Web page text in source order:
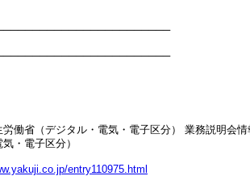
働省（デジタル・電気・電子区分） 業務説明会情
・電子区分）
entry110975.html